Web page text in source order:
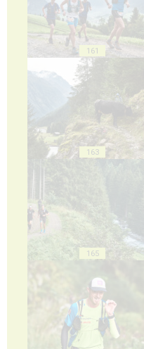
161
163
165